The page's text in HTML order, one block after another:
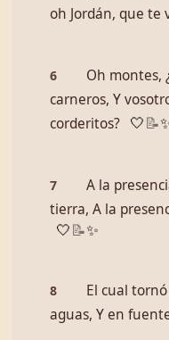
oh Jordán, que te
6
Oh montes,
carneros, Y
corderitos?
🤍 📝
7
A la
tierra, A la
🤍 📝✨
8
El cual
aguas, Y en